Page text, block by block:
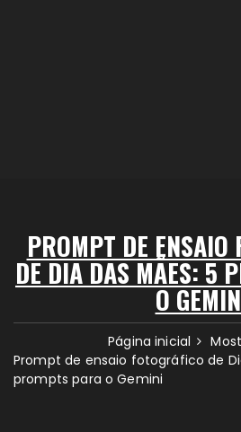
PROMPT DE ENSAIO
DE DIA DAS MÃES: 5
O
Página inicial
Prompt de ensaio fotográfico de
prompts para o Gemini